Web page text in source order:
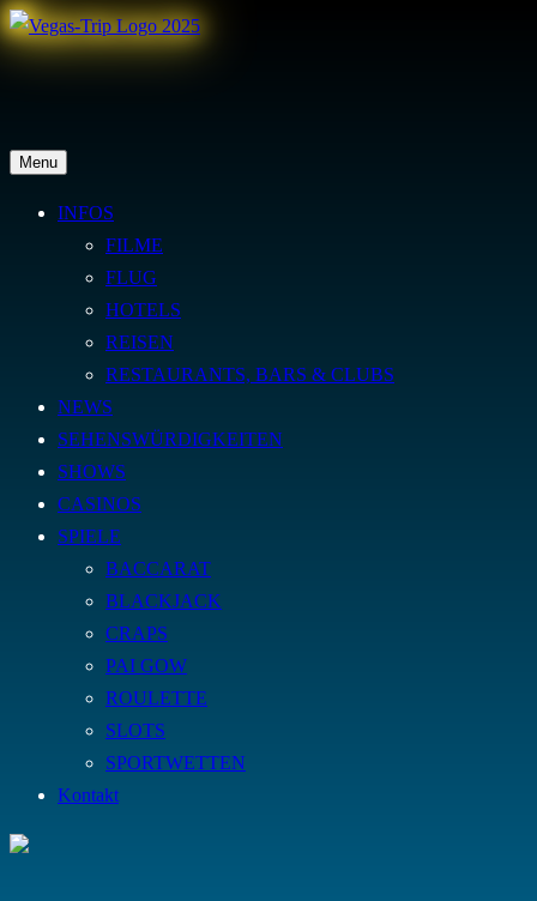
Skip
to
Vegas-Trip.de
Infos, News & Sehenswürdigkeiten zu Las Vegas
Menu
INFOS
FILME
FLUG
HOTELS
REISEN
RESTAURANTS, BARS & CLUBS
NEWS
SEHENSWÜRDIGKEITEN
SHOWS
CASINOS
SPIELE
BACCARAT
BLACKJACK
CRAPS
PAI GOW
ROULETTE
SLOTS
SPORTWETTEN
Kontakt